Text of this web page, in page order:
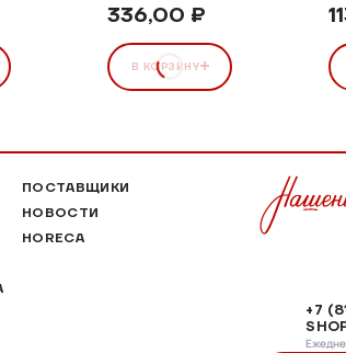
336,00 ₽
В КОРЗИНУ
ПОСТАВЩИКИ
НОВОСТИ
HORECA
+7